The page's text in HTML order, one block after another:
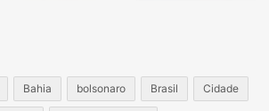
Bahia bolsonaro Brasil Cidade